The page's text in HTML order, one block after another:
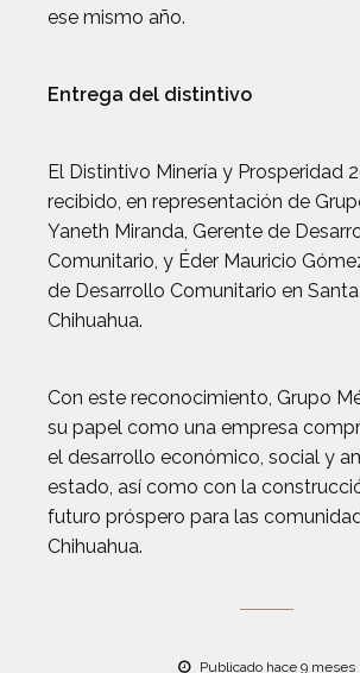
ese mismo año.
Entrega del distintivo
El Distintivo Minería y Prosperidad
recibido, en representación de
Yaneth Miranda, Gerente de
Comunitario, y Éder Mauricio
de Desarrollo Comunitario en
Chihuahua.
Con este reconocimiento, Grupo
su papel como una empresa
el desarrollo económico, social y
estado, así como con la
futuro próspero para las
Chihuahua.
Publicado hace 9 meses